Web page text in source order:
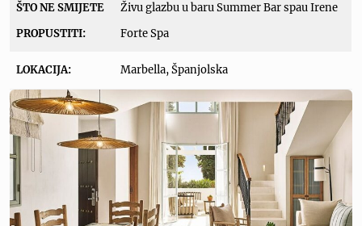
ŠTO NE SMIJETE
PROPUSTITI:
Živu glazbu u baru Summer Bar spau Irene
Forte Spa
LOKACIJA: Marbella, Španjolska